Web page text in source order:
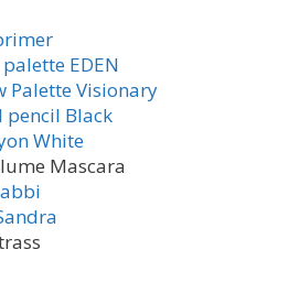
EDEN
Palette Visionary
pencil Black
White
Mascara